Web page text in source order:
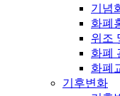
기념
화폐
위조
화폐
화폐
기후변화